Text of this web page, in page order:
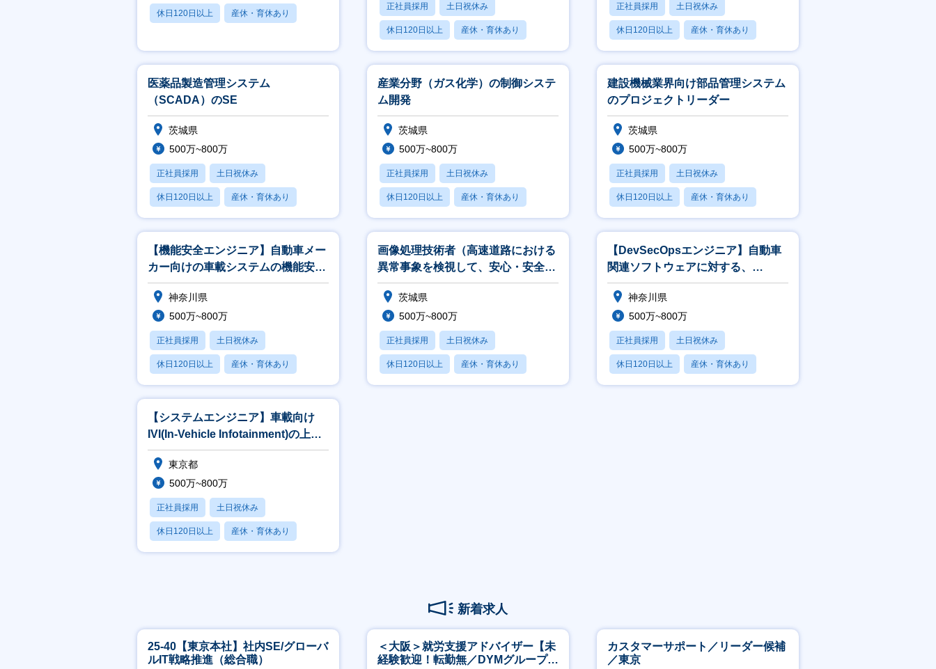
休日120日以上 産休・育休あり
正社員採用 土日祝休み
休日120日以上 産休・育休あり
月残業20時間以内
正社員採用 土日祝休み
休日120日以上 産休・育休あり
賞与あり
医薬品製造管理システム
（SCADA）のSE
茨城県
500万~800万
正社員採用 土日祝休み
休日120日以上 産休・育休あり
賞与あり
産業分野（ガス化学）の制御システ
ム開発
茨城県
500万~800万
正社員採用 土日祝休み
休日120日以上 産休・育休あり
賞与あり
建設機械業界向け部品管理システム
のプロジェクトリーダー
茨城県
500万~800万
正社員採用 土日祝休み
休日120日以上 産休・育休あり
賞与あり
【機能安全エンジニア】自動車メー
カー向けの車載システムの機能安全
コンサルティングおよび上流設計支
援
神奈川県
500万~800万
正社員採用 土日祝休み
休日120日以上 産休・育休あり
月残業20時間以内
画像処理技術者（高速道路における
異常事象を検視して、安心・安全な
通行に貢献）
茨城県
500万~800万
正社員採用 土日祝休み
休日120日以上 産休・育休あり
月残業20時間以内
【DevSecOpsエンジニア】自動車
関連ソフトウェアに対する、
DevSecOpsの提案
神奈川県
500万~800万
正社員採用 土日祝休み
休日120日以上 産休・育休あり
月残業20時間以内
【システムエンジニア】車載向け
IVI(In-Vehicle Infotainment)の上流
設計者
東京都
500万~800万
正社員採用 土日祝休み
休日120日以上 産休・育休あり
月残業20時間以内
新着求人
25-40【東京本社】社内SE/グローバ
ルIT戦略推進（総合職）
＜大阪＞就労支援アドバイザー【未
経験歓迎！転勤無／DYMグループ／
カスタマーサポート／リーダー候補
／東京